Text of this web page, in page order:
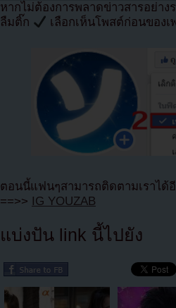
หากไม่ต้องการพลาดข่าวสารอย่า
ลืมติ๊ก
เลือกเห็นโพสต์ก่อนของเ
ตอนนี้แฟนๆสามารถติดตามเราไ
==>> IG YOUZAB
แบ่งปัน link นี้ไปยัง